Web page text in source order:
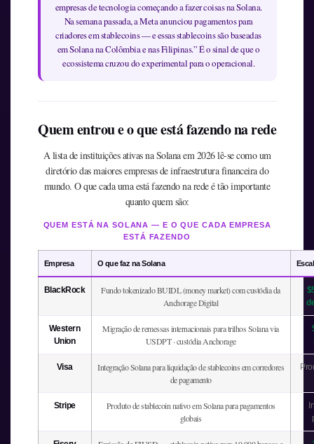
empresas de tecnologia começando a fazer coisas na Solana.
Na semana passada, a Meta anunciou pagamentos para
criadores em stablecoins — e essas stablecoins são baseadas
em Solana na Colômbia e nas Filipinas.” É o sinal de que o
ecossistema cruzou do experimental para o operacional.
Quem entrou e o que está fazendo na rede
A lista de instituições ativas na Solana em 2026 lê-se como um
diretório das maiores empresas de infraestrutura financeira do
mundo. O que cada uma está fazendo na rede é tão importante
quanto quem são:
QUEM ESTÁ NA SOLANA — E O QUE CADA EMPRESA
ESTÁ FAZENDO
Empresa O que faz na Solana
BlackRock
Fundo tokenizado BUIDL (money market) com custódia da
Anchorage Digital
Western
Union
Migração de remessas internacionais para trilhos Solana via
USDPT · custódia Anchorage
Visa
Integração Solana para liquidação de stablecoins em corredores
de pagamento
Stripe
Produto de stablecoin nativo em Solana para pagamentos
globais